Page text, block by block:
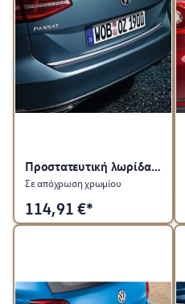
Προστατευτική λωρίδα για πίσω καπό
Σε απόχρωση χρωμίου
114,91 €*